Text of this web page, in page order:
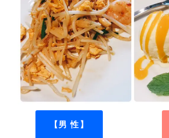
【男 性】